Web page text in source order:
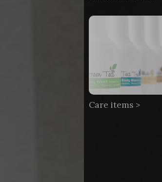
Care items >